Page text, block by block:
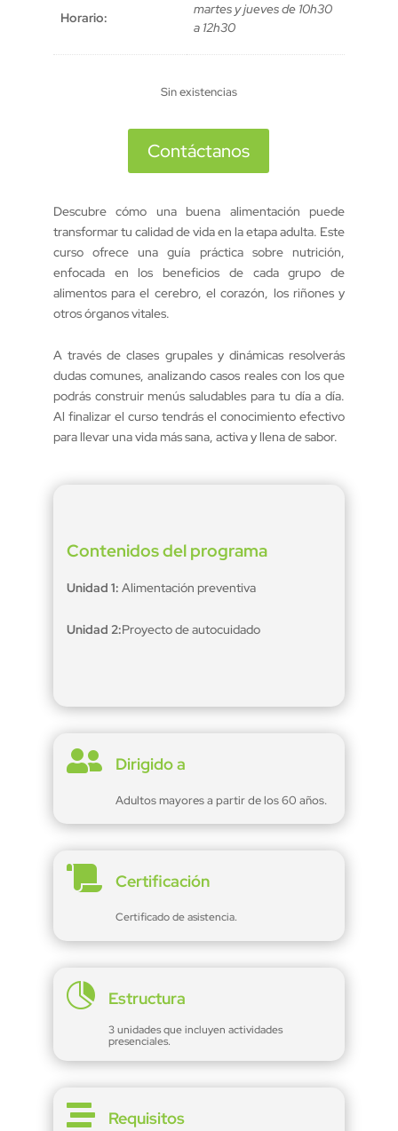
Horario:
martes y jueves de 10h30
a 12h30
Sin existencias
Contáctanos
Descubre cómo una buena alimentación puede
transformar tu calidad de vida en la etapa adulta. Este
curso ofrece una guía práctica sobre nutrición,
enfocada en los beneficios de cada grupo de
alimentos para el cerebro, el corazón, los riñones y
otros órganos vitales.
A través de clases grupales y dinámicas resolverás
dudas comunes, analizando casos reales con los que
podrás construir menús saludables para tu día a día.
Al finalizar el curso tendrás el conocimiento efectivo
para llevar una vida más sana, activa y llena de sabor.
Contenidos del programa
Unidad 1: Alimentación preventiva
Unidad 2:Proyecto de autocuidado
 Dirigido a
Adultos mayores a partir de los 60 años.
 Certificación
Certificado de asistencia.
 Estructura
3 unidades que incluyen actividades
presenciales.
 Requisitos